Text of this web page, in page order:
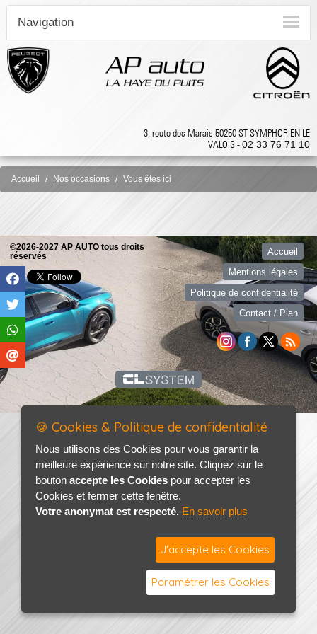
Navigation
3, route des Marais 50250 ST SYMPHORIEN LE
VALOIS -02 33 76 71 10
Accueil Nos occasions Vous êtes ici
©2026-2027 AP AUTO tous droits
réservés
Accueil
Mentions légales
Politique de confidentialité
Contact / Plan
🍪 Cookies & Politique de confidentialité
Nous utilisons des Cookies pour vous garantir la
meilleure expérience sur notre site. Cliquez sur le
bouton accepte les Cookies pour accepter les
Cookies et fermer cette fenêtre.
Votre anonymat est respecté. En savoir plus
J'accepte les Cookies
Paramétrer les Cookies